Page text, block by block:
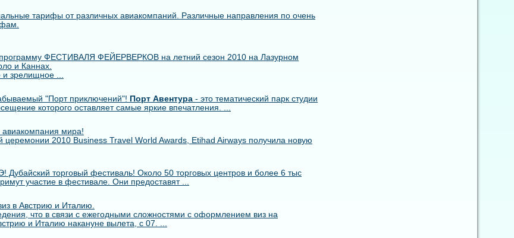
тарифы от различных авиакомпаний. Различные направления по очень
ФЕСТИВАЛЯ ФЕЙЕРВЕРКОВ на летний сезон 2010 на Лазурном
и Каннах.
зрелищное ...
"Порт приключений"! Порт Авентура - это тематический парк студии
которого оставляет самые яркие впечатления. ...
мира!
2010 Business Travel World Awards, Etihad Airways получила новую
Дубайский торговый фестиваль! Около 50 торговых центров и более 6 тыс
участие в фестивале. Они предоставят ...
в Австрию и Италию.
что в связи с ежегодными сложностями с оформлением виз на
и Италию накануне вылета, с 07. ...